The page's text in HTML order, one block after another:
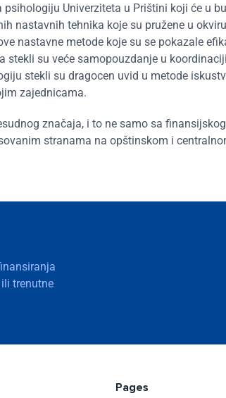
Univerziteta u Prištini koji će u
nastavnih tehnika koje su pružene u
nastavne metode koje su se pokazale
su veće samopouzdanje u
stekli su dragocen uvid u metode
zajednicama.
značaja, i to ne samo sa
stranama na opštinskom i
trenutne
Pages